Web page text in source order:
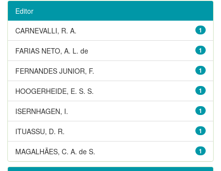
Editor
1
CARNEVALLI, R. A.
1
FARIAS NETO, A. L. de
1
FERNANDES JUNIOR, F.
1
HOOGERHEIDE, E. S. S.
1
ISERNHAGEN, I.
1
ITUASSU, D. R.
1
MAGALHÃES, C. A. de S.